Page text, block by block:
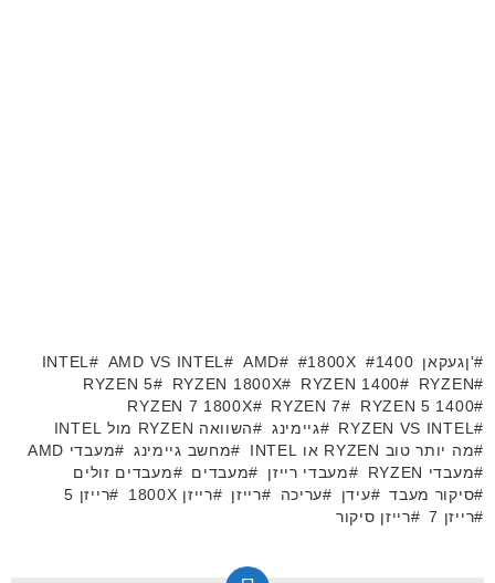
'ןגעקאן 1400
1800X
AMD
AMD VS INTEL
INTEL
RYZEN
RYZEN 1400
RYZEN 1800X
RYZEN 5
RYZEN 5 1400
RYZEN 7
RYZEN 7 1800X
RYZEN VS INTEL
גיימינג
השוואה RYZEN מול INTEL
מה יותר טוב RYZEN או INTEL
מחשב גיימינג
מעבדי AMD
מעבדי RYZEN
מעבדי רייזן מעבדים
מעבדים זולים
סיקור מעבד
עידן עריכה רייזן רייזן 1800X
רייזן 5
רייזן 7
רייזן סיקור